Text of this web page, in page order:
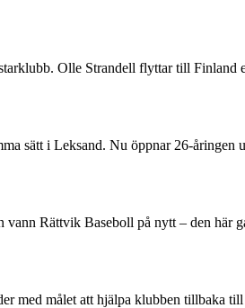
Olle Strandell flyttar till
sätt i Leksand. Nu öppnar 26-
Rättvik Baseboll på nytt – den här
med målet att hjälpa klubben tillbaka